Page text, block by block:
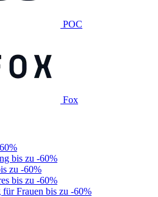
POC
Fox
bis zu -60%
zu -60%
bis zu -60%
für Frauen bis zu -60%